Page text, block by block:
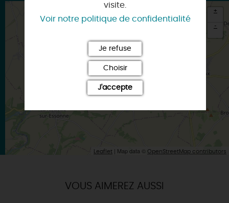
Itinéraire vers
ONDREVILLE-SUR-ESSONNE
+
-
Leaflet | Map data © OpenStreetMap contributors
VOUS AIMEREZ AUSSI
visite.
Voir notre politique de confidentialité
Je refuse
Choisir
J'accepte